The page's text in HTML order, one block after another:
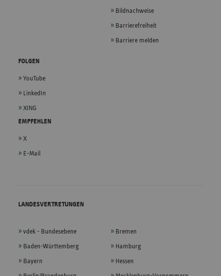
Bildnachweise
Barrierefreiheit
Barriere melden
FOLGEN
YouTube
LinkedIn
XING
EMPFEHLEN
X
E-Mail
LANDESVERTRETUNGEN
vdek - Bundesebene
Baden-Württemberg
Bayern
Bremen
Hamburg
Hessen